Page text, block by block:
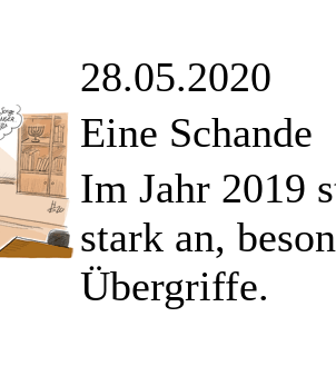
28.05.2020
Eine Schande
Im Jahr 2019
stark an,
Übergriffe.